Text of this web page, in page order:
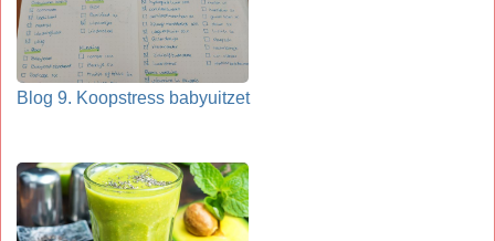
Blog 9. Koopstress babyuitzet